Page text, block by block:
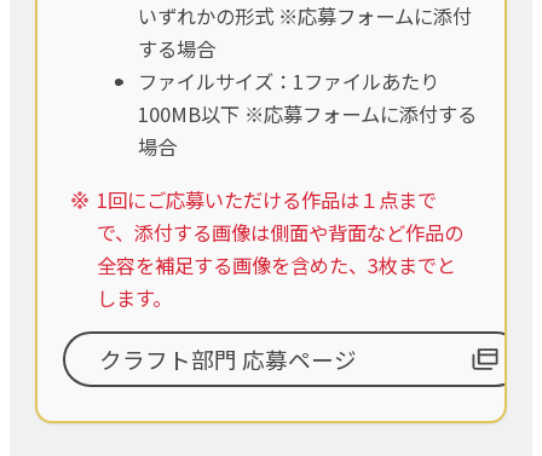
いずれかの形式 ※応募フォームに添付
する場合
ファイルサイズ：1ファイルあたり
100MB以下 ※応募フォームに添付する
場合
1回にご応募いただける作品は１点まで
で、添付する画像は側面や背面など作品の
全容を補足する画像を含めた、3枚までと
します。
クラフト部門 応募ページ